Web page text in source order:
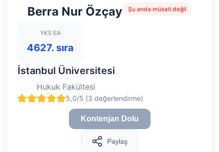
Berra Nur Özçay Şu anda müsait değil
YKS EA
4627. sıra
İstanbul Üniversitesi
Hukuk Fakültesi
5,0/5 (3 değerlendirme)
Kontenjan Dolu
Paylaş